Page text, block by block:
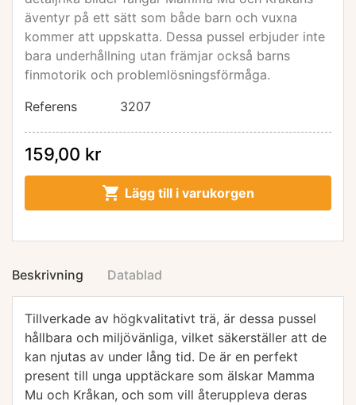
äventyr på ett sätt som både barn och vuxna
kommer att uppskatta. Dessa pussel erbjuder inte
bara underhållning utan främjar också barns
finmotorik och problemlösningsförmåga.
Referens
3207
159,00 kr
 Lägg till i varukorgen
Beskrivning Datablad
Tillverkade av högkvalitativt trä, är dessa pussel
hållbara och miljövänliga, vilket säkerställer att de
kan njutas av under lång tid. De är en perfekt
present till unga upptäckare som älskar Mamma
Mu och Kråkan, och som vill återuppleva deras